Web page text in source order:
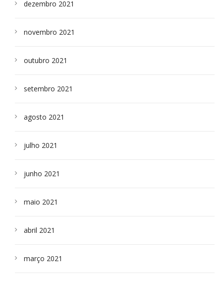
dezembro 2021
novembro 2021
outubro 2021
setembro 2021
agosto 2021
julho 2021
junho 2021
maio 2021
abril 2021
março 2021